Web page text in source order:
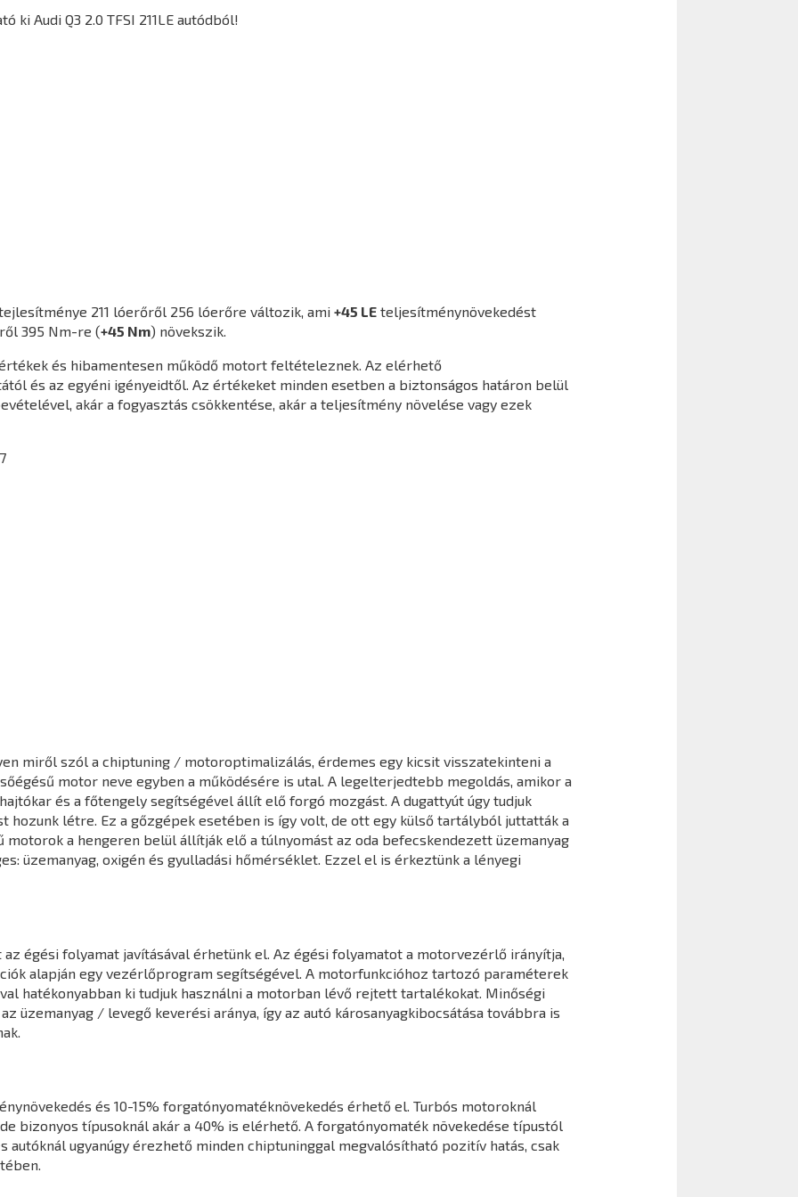
Audi Q3 2.0 TFSI 211LE autódból!
211 lóerőről 256 lóerőre változik, ami +45 LE teljesítménynövekedést
395 Nm-re (+45 Nm) növekszik.
és hibamentesen működő motort feltételeznek. Az elérhető
és az egyéni igényeidtől. Az értékeket minden esetben a biztonságos határon belül
akár a fogyasztás csökkentése, akár a teljesítmény növelése vagy ezek
miről szól a chiptuning / motoroptimalizálás, érdemes egy kicsit visszatekinteni a
motor neve egyben a működésére is utal. A legelterjedtebb megoldás, amikor a
és a főtengely segítségével állít elő forgó mozgást. A dugattyút úgy tudjuk
hozunk létre. Ez a gőzgépek esetében is így volt, de ott egy külső tartályból juttatták a
motorok a hengeren belül állítják elő a túlnyomást az oda befecskendezett üzemanyag
üzemanyag, oxigén és gyulladási hőmérséklet. Ezzel el is érkeztünk a lényegi
égési folyamat javításával érhetünk el. Az égési folyamatot a motorvezérlő irányítja,
alapján egy vezérlőprogram segítségével. A motorfunkcióhoz tartozó paraméterek
hatékonyabban ki tudjuk használni a motorban lévő rejtett tartalékokat. Minőségi
üzemanyag / levegő keverési aránya, így az autó károsanyagkibocsátása továbbra is
és 10-15% forgatónyomatéknövekedés érhető el. Turbós motoroknál
bizonyos típusoknál akár a 40% is elérhető. A forgatónyomaték növekedése típustól
autóknál ugyanúgy érezhető minden chiptuninggal megvalósítható pozitív hatás, csak